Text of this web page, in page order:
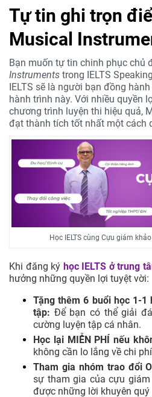
Tự tin ghi trọn
Musical
Bạn muốn tự tin chinh phục chủ
Instruments trong IELTS
IELTS sẽ là người bạn đồng
hành trình này. Với nhiều quyền
chương trình luyện thi hiệu quả,
đạt thành tích tốt nhất một cách
Học IELTS cùng Cựu giám
Khi đăng ký học IELTS ở trung
hưởng những quyền lợi tuyệt vời:
Tặng thêm 6 buổi học 1-1
tập: Để bạn có thể giải
cường luyện tập cá nhân.
Học lại MIỄN PHÍ nếu
không cần lo lắng về chi
Tham gia nhóm trao đổi
sự tham gia của cựu giám
được những lời khuyên